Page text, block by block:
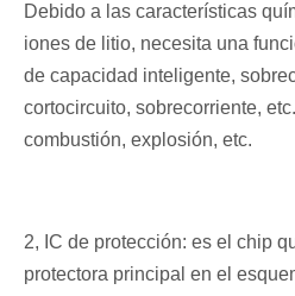
Debido a las características
iones de litio, necesita una
de capacidad inteligente,
cortocircuito, sobrecorriente,
combustión, explosión, etc.
2, IC de protección: es el chip
protectora principal en el